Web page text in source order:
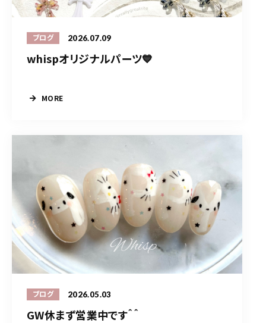
ブログ 2026.07.09
whispオリジナルパーツ💙
MORE
ブログ 2026.05.03
GW休まず営業中です＾＾